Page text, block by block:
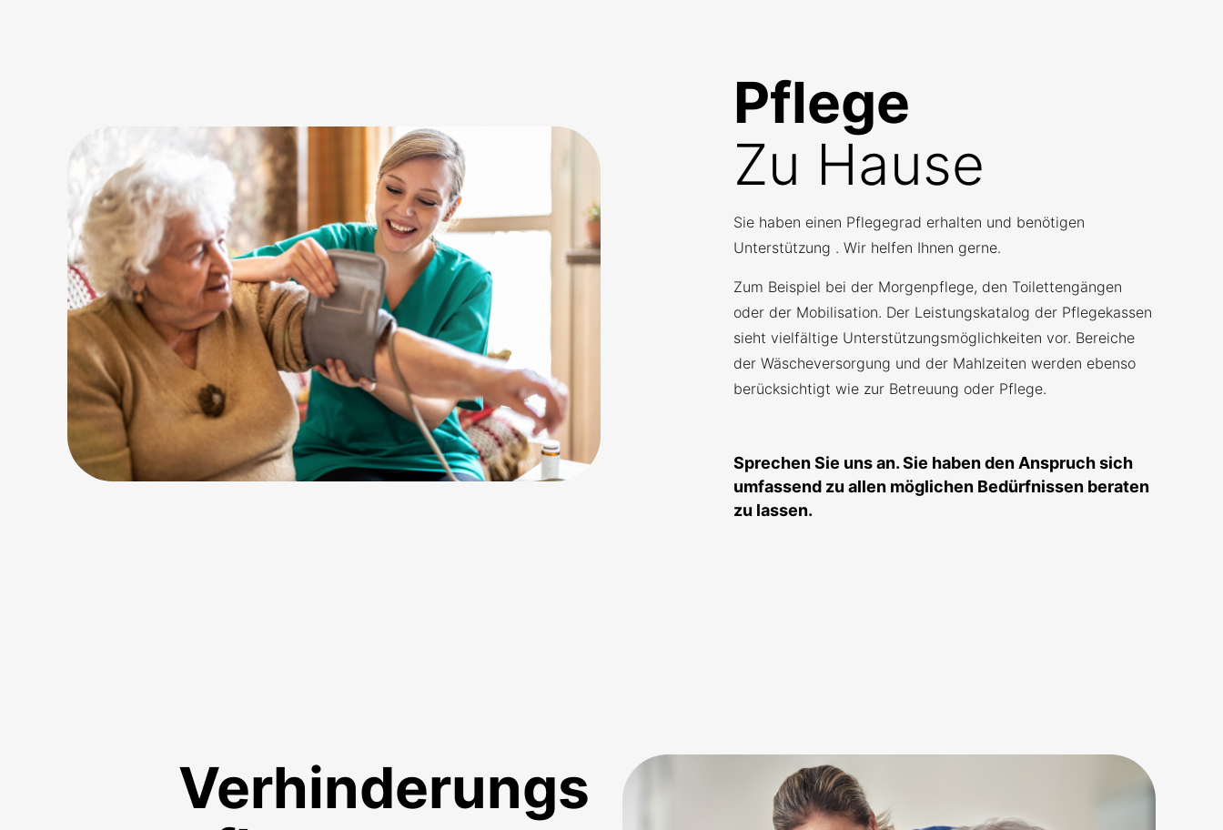
Pflege
Zu Hause
Sie haben einen Pflegegrad erhalten und benötigen
Unterstützung . Wir helfen Ihnen gerne.
Zum Beispiel bei der Morgenpflege, den Toilettengängen
oder der Mobilisation. Der Leistungskatalog der Pflegekassen
sieht vielfältige Unterstützungsmöglichkeiten vor. Bereiche
der Wäscheversorgung und der Mahlzeiten werden ebenso
berücksichtigt wie zur Betreuung oder Pflege.
Sprechen Sie uns an. Sie haben den Anspruch sich
umfassend zu allen möglichen Bedürfnissen beraten
zu lassen.
Verhinderungs